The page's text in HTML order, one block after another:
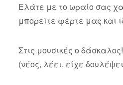
Ελάτε με το ωραίο σας
μπορείτε φέρτε μας και
Στις μουσικές ο δάσκαλος!
(νέος, λέει, είχε